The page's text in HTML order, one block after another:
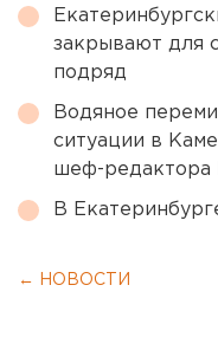
закрывают для
подряд
Водяное
ситуации в
шеф-редактора
В
← НОВОСТИ